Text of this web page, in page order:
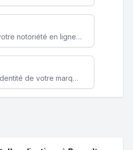
Augmentez votre notoriété en ligne et stimulez la croissance de votre entreprise grâce à une stratégie sociale sur mesure.
Renforcez l’identité de votre marque avec un design unique qui capte l’attention et engage vos clients.